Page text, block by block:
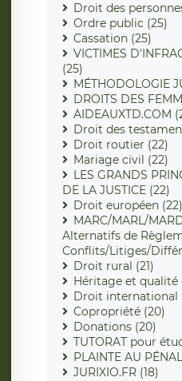
Droit des
Ordre public (25)
Cassation (25)
VICTIMES
(25)
MÉTHODOLOGIE
DROITS DES
AIDEAUXTD.COM
Droit des
Droit routier (22)
Mariage civil (22)
LES GRANDS
DE LA JUSTICE (22)
Droit européen (22)
MARC/MARL/
Alternatifs de
Conflits/Litiges/
Droit rural (21)
Héritage et qualité
Droit international
Copropriété (20)
Donations (20)
TUTORAT pour
PLAINTE AU
JURIXIO.FR (18)